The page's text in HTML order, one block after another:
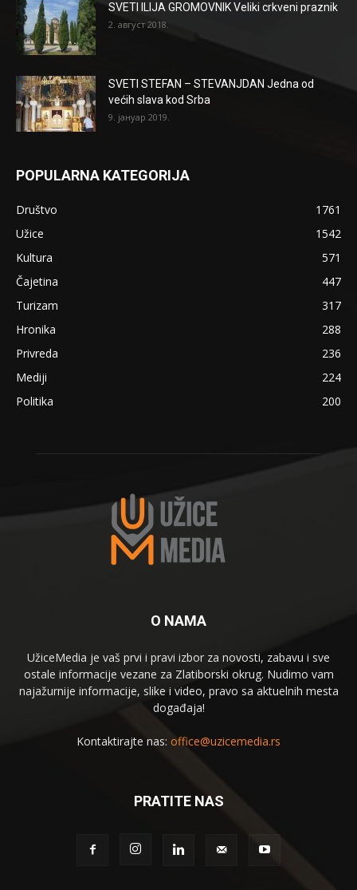
SVETI ILIJA GROMOVNIK Veliki crkveni praznik
2. август 2018.
SVETI STEFAN – STEVANJDAN Jedna od
većih slava kod Srba
9. јануар 2019.
POPULARNA KATEGORIJA
Društvo
1761
Užice
1542
Kultura
571
Čajetina
447
Turizam
317
Hronika
288
Privreda
236
Mediji
224
Politika
200
O NAMA
UžiceMedia je vaš prvi i pravi izbor za novosti, zabavu i sve
ostale informacije vezane za Zlatiborski okrug. Nudimo vam
najažurnije informacije, slike i video, pravo sa aktuelnih mesta
događaja!
Kontaktirajte nas: office@uzicemedia.rs
PRATITE NAS